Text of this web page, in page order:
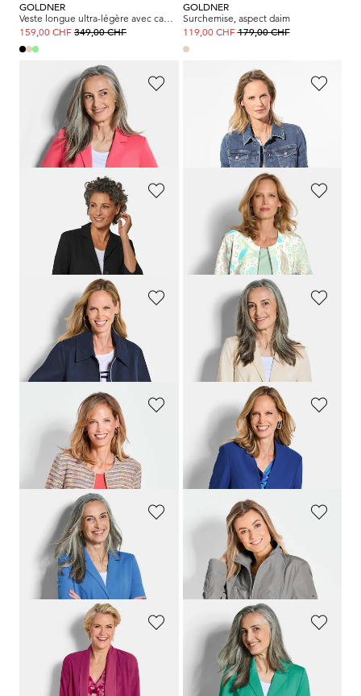
GOLDNER
Veste longue ultra-légère avec capuche invisible
159,00 CHF 349,00 CHF
GOLDNER
Surchemise, aspect daim
119,00 CHF179,00 CHF
GOLDNER
Blazer en jersey avec col tailleur
159,00 CHF179,00 CHF
179,00 CHF259,00 CHF
Veste légère en tissu seersucker
159,00 CHF
219,00 CHF
Veste en jersey à maille ottoman
139,00 CHF219,00 CHF
GOLDNER
Veste légère, style blouson
179,00 CHF 279,00 CHF
Blazer en jersey avec col tailleur
159,00 CHF179,00 CHF
Veste bouclette à rayures
169,00 CHF219,00 CHF
179,00 CHF
299,00 CHF
GOLDNER
Blazer en jersey avec col tailleur
159,00 CHF179,00 CHF
GOLDNER
Veste mi-saison mode
179,00 CHF259,00 CHF
+ 1
Petite veste en mousseline
99,00 CHF119,00 CHF
GOLDNER
Blazer en jersey avec col tailleur
159,00 CHF179,00 CHF